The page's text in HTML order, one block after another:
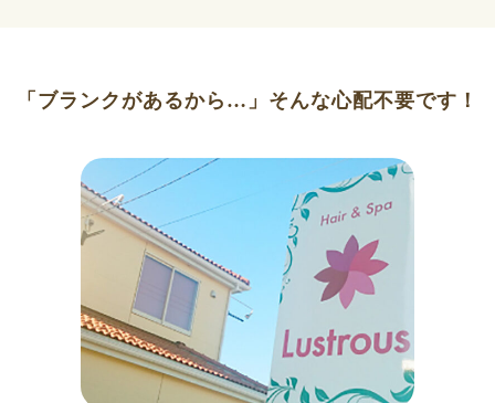
「ブランクがあるから…」そんな心配不要です！